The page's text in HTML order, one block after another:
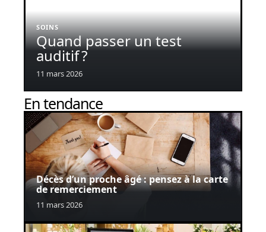
SOINS
Quand passer un test
auditif ?
11 mars 2026
En tendance
Décès d’un proche âgé : pensez à la carte
de remerciement
11 mars 2026